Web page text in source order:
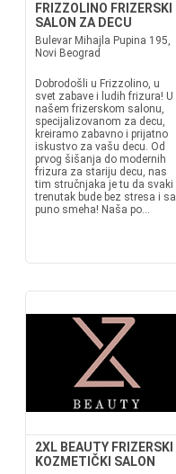
FRIZZOLINO FRIZERSKI
SALON ZA DECU
Bulevar Mihajla Pupina 195,
Novi Beograd
Dobrodošli u Frizzolino, u
svet zabave i ludih frizura! U
našem frizerskom salonu,
specijalizovanom za decu,
kreiramo zabavno i prijatno
iskustvo za vašu decu. Od
prvog šišanja do modernih
frizura za stariju decu, nas
tim stručnjaka je tu da svaki
trenutak bude bez stresa i sa
puno smeha! Naša po...
2XL BEAUTY FRIZERSKI
KOZMETIČKI SALON